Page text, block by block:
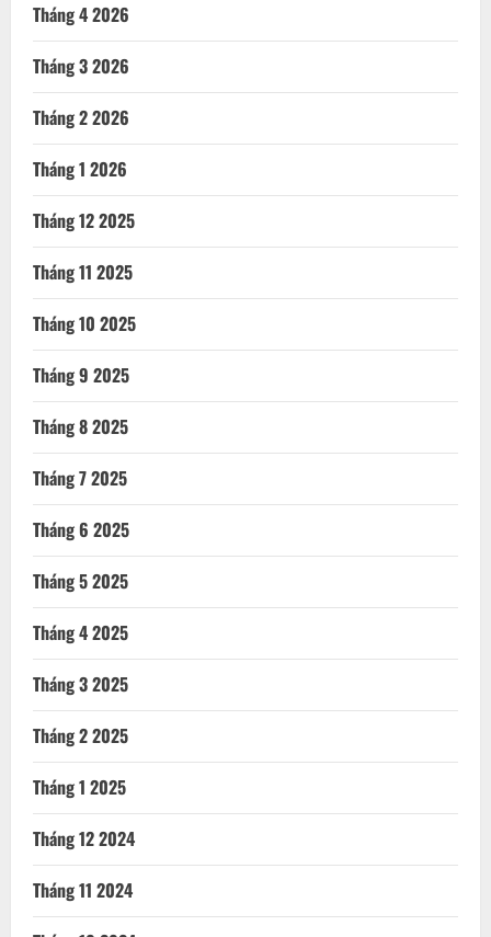
Tháng 4 2026
Tháng 3 2026
Tháng 2 2026
Tháng 1 2026
Tháng 12 2025
Tháng 11 2025
Tháng 10 2025
Tháng 9 2025
Tháng 8 2025
Tháng 7 2025
Tháng 6 2025
Tháng 5 2025
Tháng 4 2025
Tháng 3 2025
Tháng 2 2025
Tháng 1 2025
Tháng 12 2024
Tháng 11 2024